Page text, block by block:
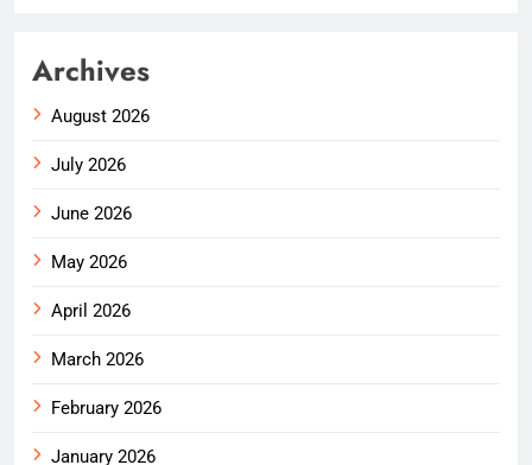
Archives
August 2026
July 2026
June 2026
May 2026
April 2026
March 2026
February 2026
January 2026